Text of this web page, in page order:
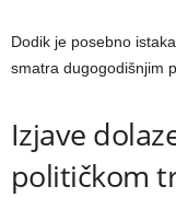
Dodik je posebno
smatra dugogodišnjim
Izjave
političkom